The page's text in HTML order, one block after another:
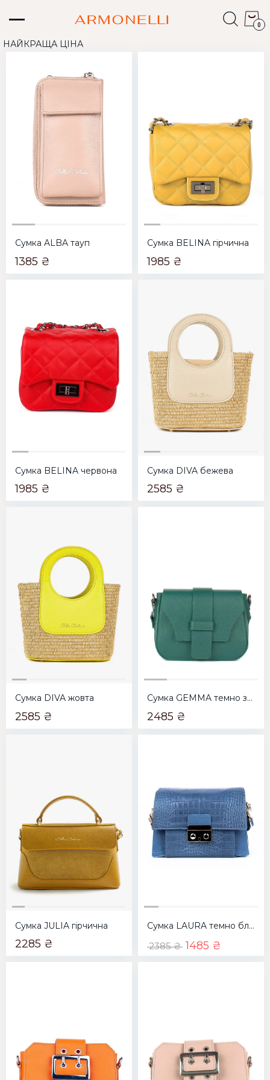
0
НАЙКРАЩА ЦІНА
Сумка ALBA тауп
1385 ₴
Сумка BELINA гірчична
1985 ₴
Сумка BELINA червона
1985 ₴
Сумка DIVA бежева
2585 ₴
Сумка DIVA жовта
2585 ₴
Сумка GEMMA темно зелена
2485 ₴
Сумка JULIA гірчична
2285 ₴
Сумка LAURA темно блакитна
2385 ₴ 1485 ₴